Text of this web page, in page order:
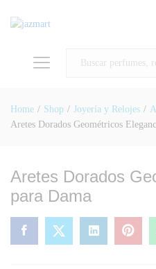
Home / Shop / Joyería y Relojes /
Aretes Dorados Geométricos
Aretes Dorados
para Dama